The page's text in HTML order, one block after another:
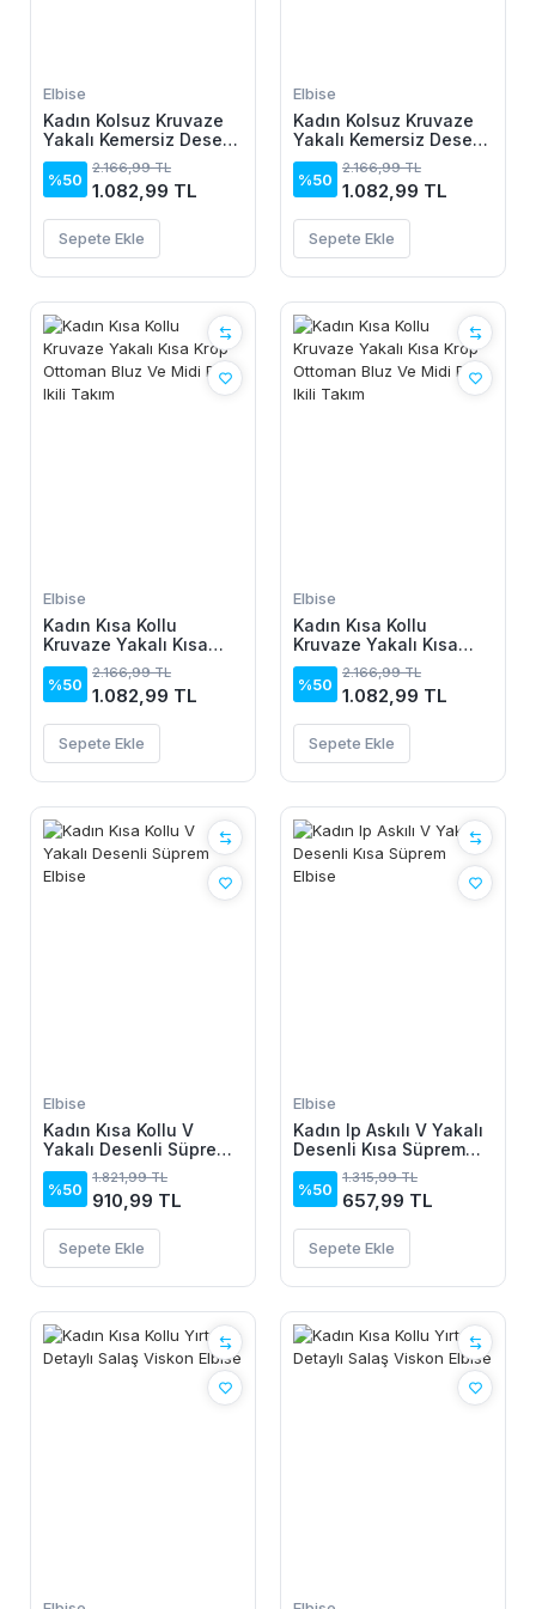
Elbise
Kadın Kolsuz Kruvaze
Yakalı Kemersiz Desenli
Uzun Süprem Elbise
%50
2.166,99 TL
1.082,99 TL
Sepete Ekle
Elbise
Kadın Kolsuz Kruvaze
Yakalı Kemersiz Desenli
Uzun Süprem Elbise
%50
2.166,99 TL
1.082,99 TL
Sepete Ekle
Elbise
Kadın Kısa Kollu
Kruvaze Yakalı Kısa
Krop Ottoman Bluz Ve
Midi Etek Ikili Takım
%50
2.166,99 TL
1.082,99 TL
Sepete Ekle
Elbise
Kadın Kısa Kollu
Kruvaze Yakalı Kısa
Krop Ottoman Bluz Ve
Midi Etek Ikili Takım
%50
2.166,99 TL
1.082,99 TL
Sepete Ekle
Elbise
Kadın Kısa Kollu V
Yakalı Desenli Süprem
Elbise
%50
1.821,99 TL
910,99 TL
Sepete Ekle
Elbise
Kadın Ip Askılı V Yakalı
Desenli Kısa Süprem
Elbise
%50
1.315,99 TL
657,99 TL
Sepete Ekle